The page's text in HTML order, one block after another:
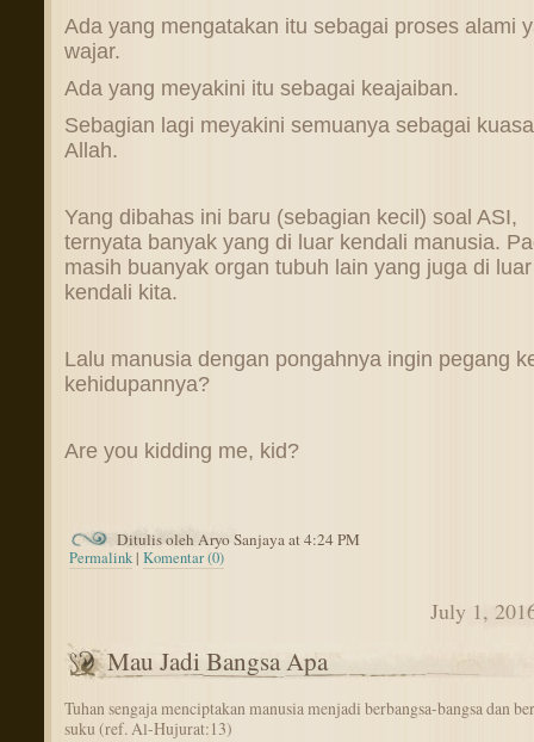
Ada yang mengatakan itu sebagai proses alami
wajar.
Ada yang meyakini itu sebagai keajaiban.
Sebagian lagi meyakini semuanya sebagai kuasa
Allah.
Yang dibahas ini baru (sebagian kecil) soal ASI,
ternyata banyak yang di luar kendali manusia.
masih buanyak organ tubuh lain yang juga di luar
kendali kita.
Lalu manusia dengan pongahnya ingin pegang
kehidupannya?
Are you kidding me, kid?
Ditulis oleh Aryo Sanjaya at 4:24 PM
Permalink |Komentar (0)
July 1,
Mau Jadi Bangsa Apa
Tuhan sengaja menciptakan manusia menjadi berbangsa-bangsa dan
suku (ref. Al-Hujurat:13)